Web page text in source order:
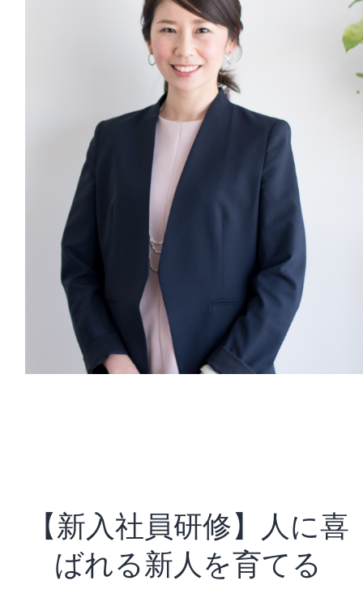
【新入社員研修】人に喜
ばれる新人を育てる